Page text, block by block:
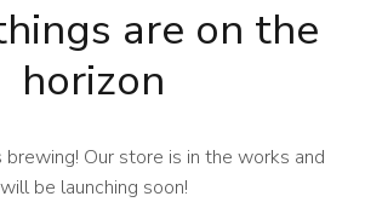
are on the
horizon
brewing! Our store is in the works and
will be launching soon!